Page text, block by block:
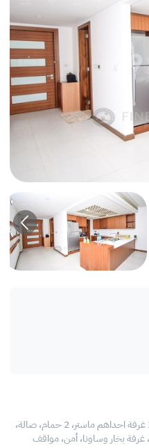
شقة مفروشة للايجار في أمواج، مكونة من 2 غرفة احداهم ماستر، 2 حمام، صالة،
بخار وساونا، أمن، مواقف